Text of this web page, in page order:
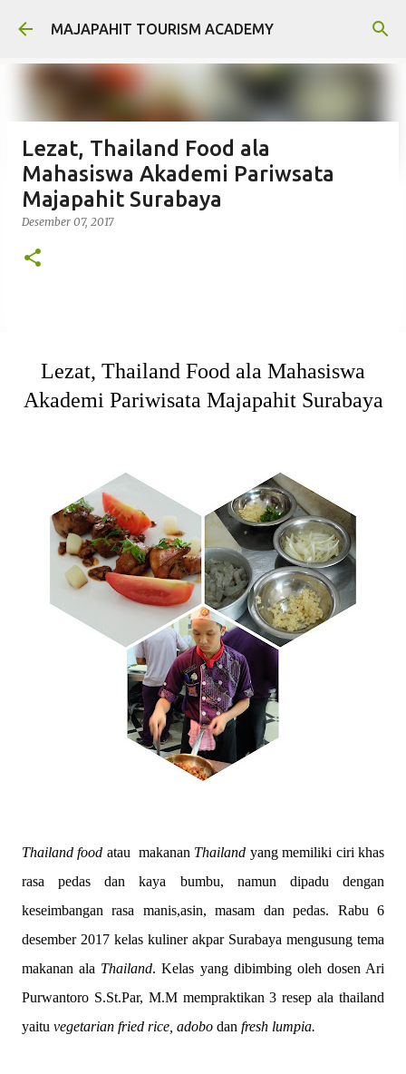
Langsung ke konten utama
MAJAPAHIT TOURISM ACADEMY
Lezat, Thailand Food ala
Mahasiswa Akademi Pariwsata
Majapahit Surabaya
Desember 07, 2017
Lezat, Thailand Food ala Mahasiswa
Akademi Pariwisata Majapahit Surabaya
Thailand food atau makanan Thailand yang memiliki ciri khas
rasa pedas dan kaya bumbu, namun dipadu dengan
keseimbangan rasa manis,asin, masam dan pedas. Rabu 6
desember 2017 kelas kuliner akpar Surabaya mengusung tema
makanan ala Thailand. Kelas yang dibimbing oleh dosen Ari
Purwantoro S.St.Par, M.M mempraktikan 3 resep ala thailand
yaitu vegetarian fried rice, adobo dan fresh lumpia.